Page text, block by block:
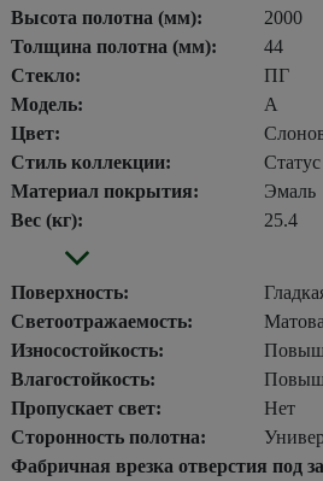
Высота полотна (мм):
2000
Толщина полотна (мм):
44
Стекло:
ПГ
Модель:
А
Цвет:
Стиль коллекции:
Статус
Материал покрытия:
Эмаль
Вес (кг):
25.4
Поверхность:
Светоотражаемость:
Износостойкость:
Влагостойкость:
Пропускает свет:
Нет
Сторонность полотна:
Фабричная врезка отверстия под